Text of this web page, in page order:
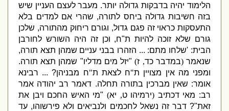
הלימוד יהיה בדבקות גדולה יותר.מעבר לעצם העניין שיש
בזה חשיבות גדולה ביחס לתורה,שהרי אם למדים בלא
התעסקות כראוי זה פגם גדול,וגורם ריחוק מהתורה,שלכן
גורם שלא זוכה להיות ת "ח,וכן זה היה השורש לחורבן
הבית: 'שלחו מתם: ...הזהרו בבני עניים שמהן תצא תורה,
שנאמר(במדבר כד,ז)
"יזל מים מדליו"שמהן תצא תורה.
ומפני מה אין מצויין ת "ח לצאת ת "ח מבניהן? ...רבינא
אומר:שאין מברכין בתורה תחלה.דאמר רב יהודה אמר
רב:מאי דכתיב(ירמיהו ט ,יא )
"מי האיש החכם ויבן את
זאת"?דבר זה נשאל לחכמים ולנביאים ולא פירשוהו,עד